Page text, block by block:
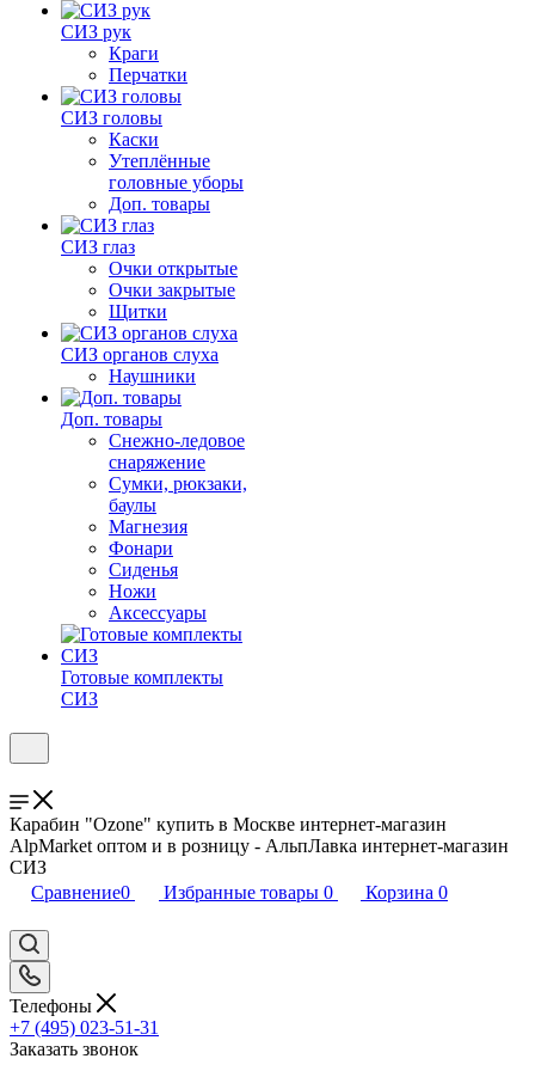
СИЗ рук
Краги
Перчатки
СИЗ головы
Каски
Утеплённые
головные уборы
Доп. товары
СИЗ глаз
Очки открытые
Очки закрытые
Щитки
СИЗ органов слуха
Наушники
Доп. товары
Снежно-ледовое
снаряжение
Сумки, рюкзаки,
баулы
Магнезия
Фонари
Сиденья
Ножи
Аксессуары
Готовые комплекты
СИЗ
Карабин "Ozone" купить в Москве интернет-магазин
AlpMarket оптом и в розницу - АльпЛавка интернет-магазин
СИЗ
Сравнение0 Избранные товары 0 Корзина 0
Телефоны
+7 (495) 023-51-31
Заказать звонок